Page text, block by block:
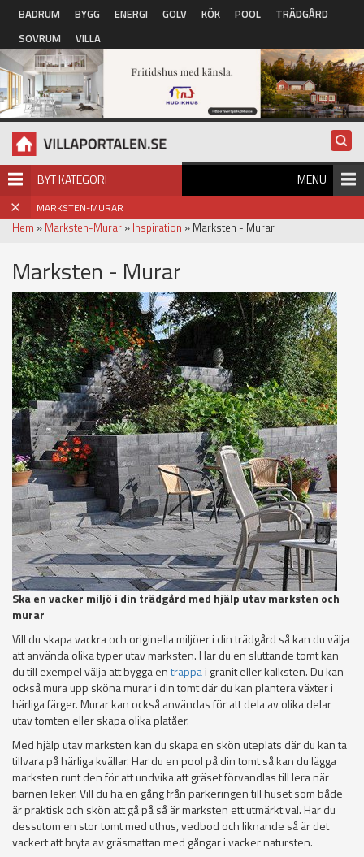
Hoppa till huvudinnehåll
BADRUM BYGG ENERGI GOLV KÖK POOL
TRÄDGÅRD
SOVRUM
VILLA
BYT KATEGORI MENU
MARKSTEN-MURAR
Hem » Marksten-Murar » Inspiration » Marksten - Murar
Marksten - Murar
Ska en vacker miljö i din trädgård med hjälp utav marksten och
murar
Vill du skapa vackra och originella miljöer i din trädgård så kan du välja
att använda olika typer utav marksten. Har du en sluttande tomt kan
du till exempel välja att bygga entrappai granit eller kalksten. Du kan
också mura upp sköna murar i din tomt där du kan plantera växter i
härliga färger. Murar kan också användas för att dela av olika delar
utav tomten eller skapa olika platåer.
Med hjälp utav marksten kan du skapa en skön uteplats där du kan ta
tillvara på härliga kvällar. Har du en pool på din tomt så kan du lägga
marksten runt den för att undvika att gräset förvandlas till lera när
barnen leker. Vill du ha en gång från parkeringen till huset som både
är praktisk och skön att gå på så är marksten ett utmärkt val. Har du
dessutom en stor tomt med uthus, vedbod och liknande så är det
vackert att bryta av gräsmattan med gångar i vacker natursten.